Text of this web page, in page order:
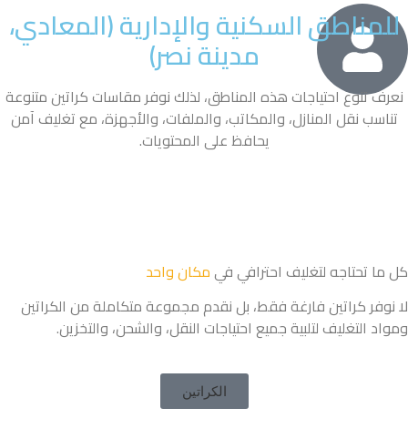
للمناطق السكنية والإدارية (المعادي،
مدينة نصر)
نعرف تنوع احتياجات هذه المناطق، لذلك نوفر مقاسات كراتين متنوعة
تناسب نقل المنازل، والمكاتب، والملفات، والأجهزة، مع تغليف آمن
يحافظ على المحتويات.
كل ما تحتاجه لتغليف احترافي فيمكان واحد
لا نوفر كراتين فارغة فقط، بل نقدم مجموعة متكاملة من الكراتين
ومواد التغليف لتلبية جميع احتياجات النقل، والشحن، والتخزين.
الكراتين